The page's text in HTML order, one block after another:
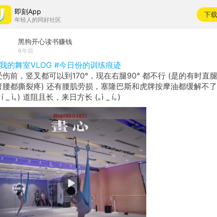
即刻App
年轻人的同好社区
下载
黑狗开心读书赚钱
6年前
的舞室VLOG #今日份的训练痕迹
伤前，竖叉都可以到170°，现在右腿90° 都不行 (是的有时直腿
腰都撕裂疼) 还有腰肌劳损，塞隆巴斯和虎牌按摩油都缓解不了
_ ì｡) 道阻且长，来日方长 (｡ì _ í｡)